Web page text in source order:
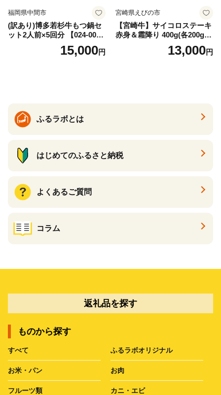
福岡県中間市
(訳あり)博多若杉牛もつ鍋セ
ット2人前×5回分 【024-002
15,000円
宮崎県えびの市
【宮崎牛】サイコロステーキ
赤身＆霜降り 400g(各200g×
１P 計2P) 真空パック 冷凍
13,000円
ふるラボとは
はじめてのふるさと納税
よくあるご質問
コラム
返礼品を探す
ものから探す
すべて ふるラボオリジナル
お米・パン お肉
フルーツ類 カニ・エビ